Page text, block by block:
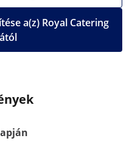
a(z) Royal Catering